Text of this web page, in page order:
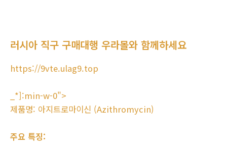
러시아 직구 구매대행 우라몰와 함께하세요
https://9vte.ulag9.top
_*]:min-w-0">
제품명: 아지트로마이신 (Azithromycin)
주요 특징: